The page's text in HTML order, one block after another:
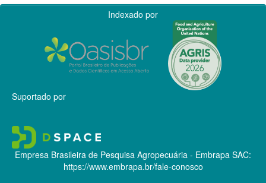
Indexado por
Suportado por
Empresa Brasileira de Pesquisa Agropecuária - Embrapa SAC:
https://www.embrapa.br/fale-conosco